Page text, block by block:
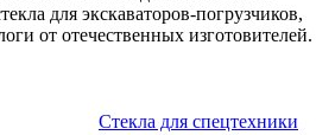
для экскаваторов-погрузчиков,
от отечественных изготовителей.
Стекла для спецтехники